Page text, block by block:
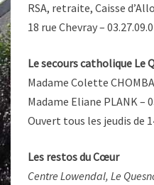
RSA, retraite, Caisse
18 rue Chevray –
Le secours catholique Le
Madame Colette
Madame Eliane PLANK –
Ouvert tous les jeudis de
Les restos du Cœur
Centre Lowendal, Le